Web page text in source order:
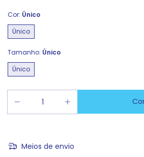
Cor: Único
Único
Tamanho: Único
Único
Meios de envio